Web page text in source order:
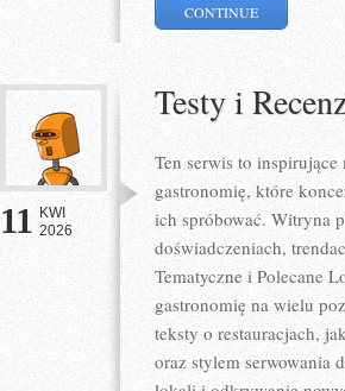
CONTINUE
11 KWI
2026
Testy i
Ten serwis to
gastronomię, które
ich spróbować. Witryna
doświadczeniach,
Tematyczne i Polecane
gastronomię na wielu
teksty o restauracjach,
oraz stylem serwowania